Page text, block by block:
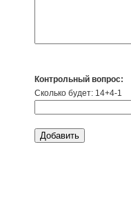
Контрольный вопрос:
Сколько будет: 14+4-1